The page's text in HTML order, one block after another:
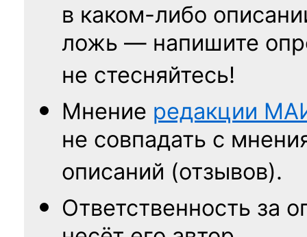
в каком-либо
ложь — напишите
не стесняйтесь!
Мнение редакции
не совпадать с
описаний (отзывов).
Ответственность за